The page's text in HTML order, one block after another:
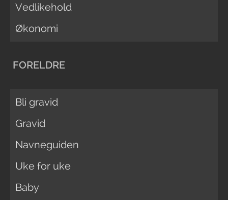
Vedlikehold
Økonomi
FORELDRE
Bli gravid
Gravid
Navneguiden
Uke for uke
Baby